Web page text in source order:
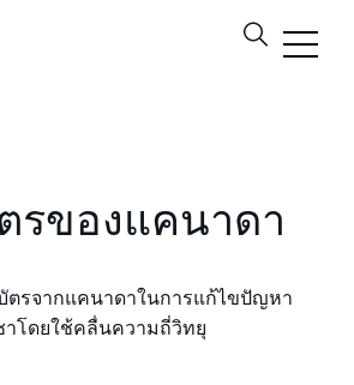
รของแคนาดา
ตรจากแคนาดาในการแก้ไขปัญหา
โดยใช้คลื่นความถี่วิทยุ